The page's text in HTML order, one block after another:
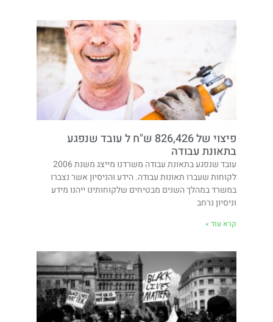
פיצוי של 826,426 ש"ח ל עובד שנפגע
בתאונת עבודה
עובד שנפגע בתאונת עבודה משרדנו מייצג משנת 2006
לקוחות שעברו תאונות עבודה. הידע והניסיון אשר נצברו
במשרד במהלך השנים מבטיחים שלקוחותינו ייהנו מידע
וניסיון נרחב
קרא עוד »